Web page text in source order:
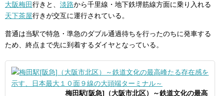
大阪梅田行きと、 淡路から千里線・地下鉄堺筋線方面に乗り入れる
天下茶屋行きが交互に運行されている。
普通は当駅で特急・準急のダブル通過待ちを行ったのちに発車する
ため、終点まで先に到着するダイヤとなっている。
梅田駅[阪急]（大阪市北区）～鉄道文化の最高